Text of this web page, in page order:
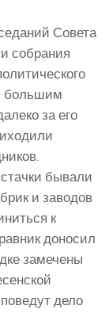
Совета
собрания
большим
за его
бывали
и заводов
к
доносил
замечены
дело